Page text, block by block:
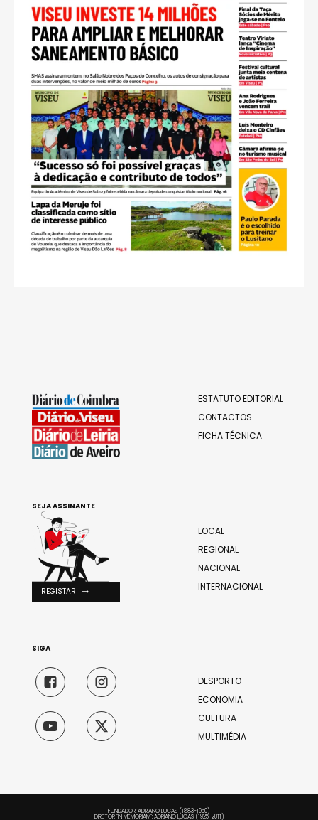
ESTATUTO EDITORIAL
CONTACTOS
FICHA TÉCNICA
LOCAL
REGIONAL
NACIONAL
INTERNACIONAL
DESPORTO
ECONOMIA
CULTURA
MULTIMÉDIA
SEJA ASSINANTE
REGISTAR
SIGA
FUNDADOR: ADRIANO LUCAS (1883-1950)
DIRETOR "IN MEMORIAM": ADRIANO LUCAS (1925-2011)